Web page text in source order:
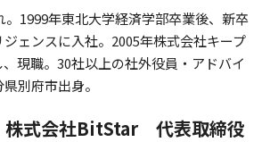
。1999年東北大学経済学部卒業後、新卒
ェンスに入社。2005年株式会社キープ
現職。30社以上の社外役員・アドバイ
別府市出身。
株式会社BitStar 代表取締役